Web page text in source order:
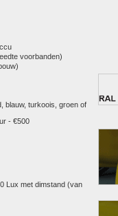
voorbanden)
blauw, turkoois, groen of
- €500
Lux met dimstand (van